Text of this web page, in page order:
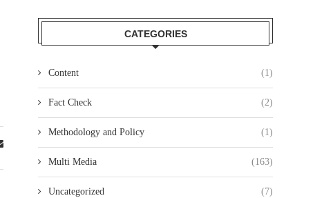
CATEGORIES
Content (1)
Fact Check (2)
Methodology and Policy (1)
Multi Media (163)
Uncategorized (7)